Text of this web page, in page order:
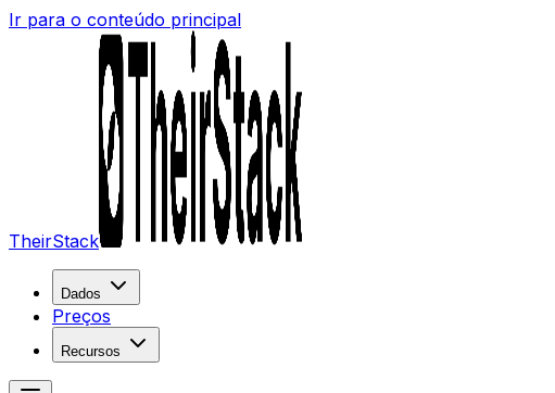
Ir para o conteúdo principal
TheirStack
Dados
Preços
Recursos